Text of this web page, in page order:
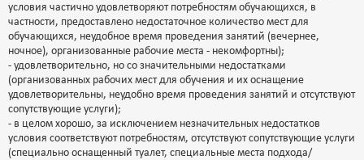
условия частично удовлетворяют потребностям обучающихся, в
частности, предоставлено недостаточное количество мест для
обучающихся, неудобное время проведения занятий (вечернее,
ночное), организованные рабочие места - некомфортны);
- удовлетворительно, но со значительными недостатками
(организованных рабочих мест для обучения и их оснащение
удовлетворительны, неудобно время проведения занятий и отсутствуют
сопутствующие услуги);
- в целом хорошо, за исключением незначительных недостатков
условия соответствуют потребностям, отсутствуют сопутствующие услуги
(специально оснащенный туалет, специальные места подхода/